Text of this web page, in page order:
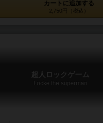
カートに追加する
2,750円（税込）
超人ロックゲーム
Locke the superman